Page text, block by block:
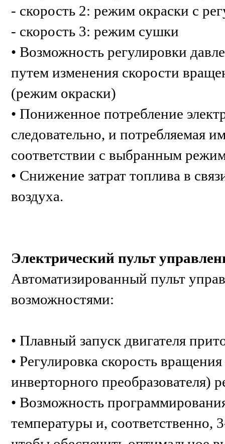
- скорость 2: режим окраски с
- скорость 3: режим сушки
• Возможность регулировки
путем изменения скорости
(режим окраски)
• Пониженное потребление
следовательно, и потребляемая
соответствии с выбранным
• Снижение затрат топлива в
воздуха.
Электрический пульт
Автоматизированный пульт
возможностями:
• Плавный запуск двигателя
• Регулировка скорость
инверторного преобразователя)
• Возможность
температуры и, соответственно,